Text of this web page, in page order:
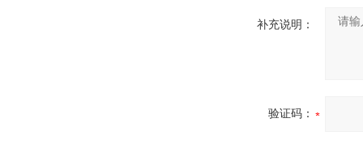
补充说明：
验证码：